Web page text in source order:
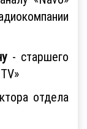
- старшего
отдела